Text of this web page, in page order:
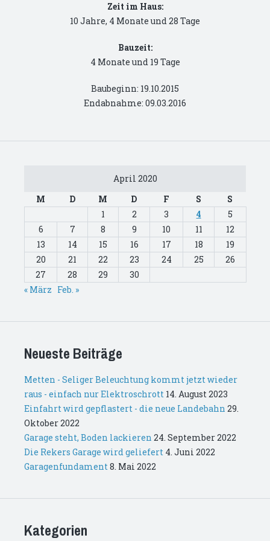
Zeit im Haus:
10 Jahre, 4 Monate und 28 Tage
Bauzeit:
4 Monate und 19 Tage
Baubeginn: 19.10.2015
Endabnahme: 09.03.2016
April 2020
M
D M D F S
S
1
2 3 4
5
6
7 8 9 10 11
12
13
14 15 16 17 18
19
20
21 22 23 24 25
26
27
28 29
30
« März Feb. »
Neueste Beiträge
Metten - Seliger Beleuchtung kommt jetzt wieder
raus - einfach nur Elektroschrott 14. August 2023
Einfahrt wird gepflastert - die neue Landebahn 29.
Oktober 2022
Garage steht, Boden lackieren 24. September 2022
Die Rekers Garage wird geliefert 4. Juni 2022
Garagenfundament8. Mai 2022
Kategorien